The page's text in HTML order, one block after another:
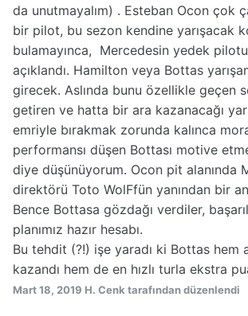
da unutmayalım) . Esteban Ocon çok
bir pilot, bu sezon kendine yarışacak
bulamayınca, Mercedesin yedek
açıklandı. Hamilton veya Bottas
girecek. Aslında bunu özellikle geçen
getiren ve hatta bir ara kazanacağı
emriyle bırakmak zorunda kalınca
performansı düşen Bottası motive
diye düşünüyorum. Ocon pit alanında
direktörü Toto WolFfün yanından bir
Bence Bottasa gözdağı verdiler,
planımız hazır hesabı.
Bu tehdit (?!) işe yaradı ki Bottas hem
kazandı hem de en hızlı turla ekstra
Mart 18, 2019 H. Cenk tarafından düzenlendi